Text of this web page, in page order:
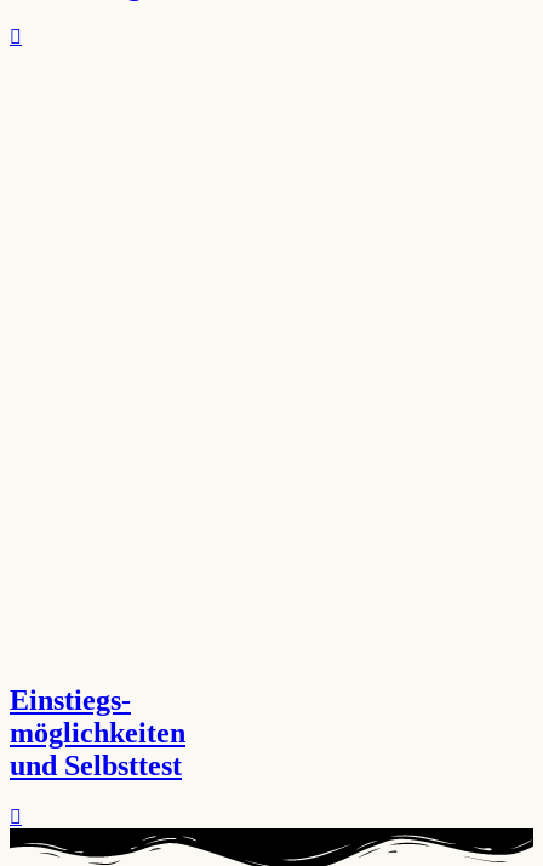
Einstiegs-
möglichkeiten
und Selbsttest